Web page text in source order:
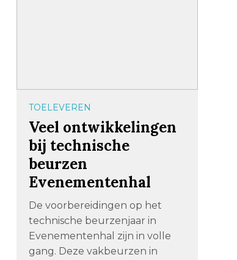
TOELEVEREN
Veel ontwikkelingen
bij technische
beurzen
Evenementenhal
De voorbereidingen op het
technische beurzenjaar in
Evenementenhal zijn in volle
gang. Deze vakbeurzen in